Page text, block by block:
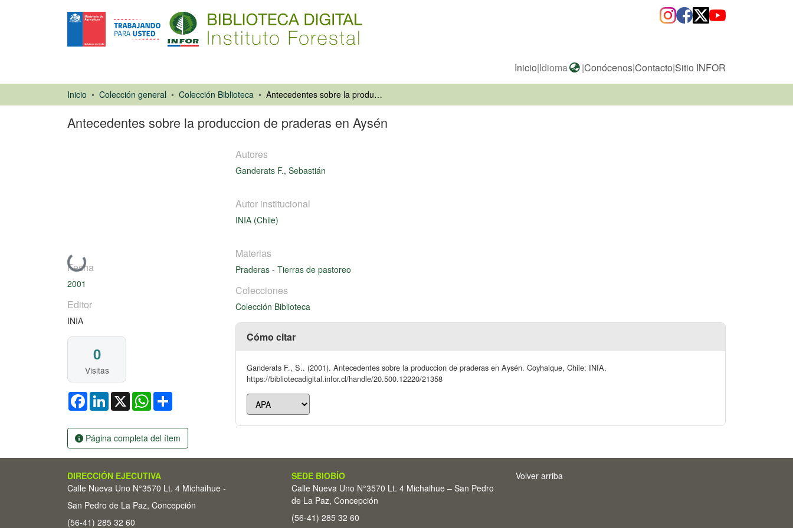
Inicio|Idioma |Conócenos|Contacto|Sitio INFOR
Inicio Colección general Colección Biblioteca Antecedentes sobre la produccion de praderas en Aysén
Antecedentes sobre la produccion de praderas en Aysén
Cargando...
Fecha
2001
Editor
INIA
0
Visitas
FacebookLinkedIn
X WhatsApp
Página completa del ítem
Autores
Ganderats F., Sebastián
Autor institucional
INIA (Chile)
Materias
Praderas - Tierras de pastoreo
Colecciones
Colección Biblioteca
Cómo citar
Ganderats F., S.. (2001). Antecedentes sobre la produccion de praderas en Aysén. Coyhaique, Chile: INIA.
https://bibliotecadigital.infor.cl/handle/20.500.12220/21358
DIRECCIÓN EJECUTIVA
Calle Nueva Uno N°3570 Lt. 4 Michaihue -
San Pedro de La Paz, Concepción
(56-41) 285 32 60
SEDE BIOBÍO
Calle Nueva Uno N°3570 Lt. 4 Michaihue – San Pedro
de La Paz, Concepción
(56-41) 285 32 60
Volver arriba